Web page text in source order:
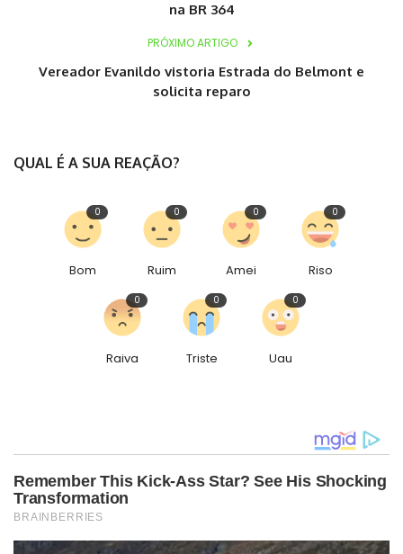
na BR 364
PRÓXIMO ARTIGO
Vereador Evanildo vistoria Estrada do Belmont e
solicita reparo
QUAL É A SUA REAÇÃO?
Bom
0
Ruim
0
Amei
0
Riso
0
Raiva
0
Triste
0
Uau
0